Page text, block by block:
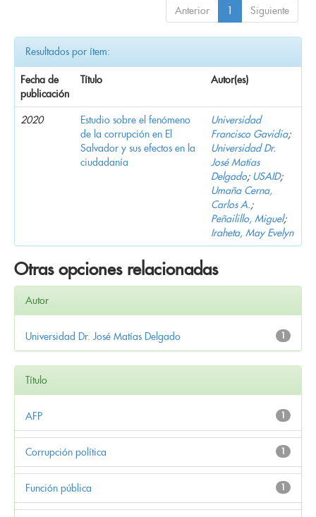
Anterior 1 Siguiente
Resultados por ítem:
Fecha de
publicación
Título Autor(es)
2020
Estudio sobre el fenómeno
de la corrupción en El
Salvador y sus efectos en la
ciudadanía
Universidad
Francisco Gavidia;
Universidad Dr.
José Matías
Delgado; USAID;
Umaña Cerna,
Carlos A.;
Peñailillo, Miguel;
Iraheta, May Evelyn
Otras opciones relacionadas
Autor
1
Universidad Dr. José Matías Delgado
Título
1
AFP
1
Corrupción política
1
Función pública